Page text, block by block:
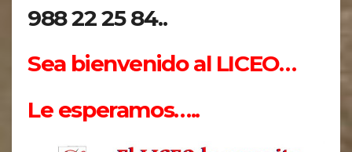
988 22 25 84..
Sea bienvenido al LICEO…
Le esperamos…..